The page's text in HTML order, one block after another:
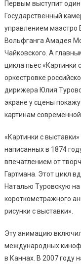
Первым выступит
Государственный
управлением маэстро
Вольфганга Амадея
Чайковского. А
цикла пьес «Картинки
оркестровке
дирижера Юлия
экране у сцены
картинам
«Картинки с
написанных в 1874
впечатлением от
Гартмана. Этот цикл
Наталью Туровскую на
короткометражного
рисунки с выставки».
Эту анимацию
международных
в Каннах. В 2007 году